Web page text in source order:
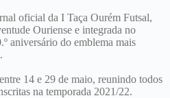
oficial da I Taça Ourém Futsal,
Ouriense e integrada no
aniversário do emblema mais
14 e 29 de maio, reunindo todos
na temporada 2021/22.